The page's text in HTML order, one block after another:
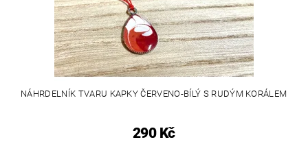
NÁHRDELNÍK TVARU KAPKY ČERVENO-BÍLÝ S RUDÝM KORÁLEM
290 Kč